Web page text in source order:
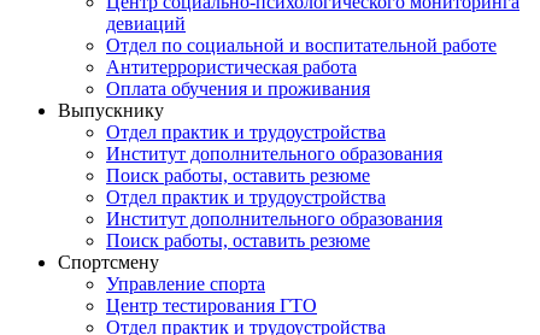
девиаций
Отдел по социальной и воспитательной работе
Антитеррористическая работа
Оплата обучения и проживания
Выпускнику
Отдел практик и трудоустройства
Институт дополнительного образования
Поиск работы, оставить резюме
Отдел практик и трудоустройства
Институт дополнительного образования
Поиск работы, оставить резюме
Спортсмену
Управление спорта
Центр тестирования ГТО
Отдел практик и трудоустройства